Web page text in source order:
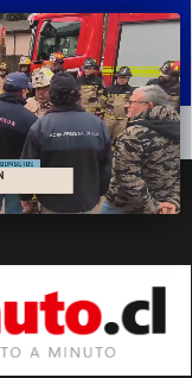
POLÍTICA